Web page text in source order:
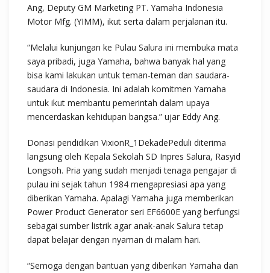
Ang, Deputy GM Marketing PT. Yamaha Indonesia
Motor Mfg. (YIMM), ikut serta dalam perjalanan itu.
“Melalui kunjungan ke Pulau Salura ini membuka mata
saya pribadi, juga Yamaha, bahwa banyak hal yang
bisa kami lakukan untuk teman-teman dan saudara-
saudara di Indonesia. Ini adalah komitmen Yamaha
untuk ikut membantu pemerintah dalam upaya
mencerdaskan kehidupan bangsa.” ujar Eddy Ang.
Donasi pendidikan VixionR_1DekadePeduli diterima
langsung oleh Kepala Sekolah SD Inpres Salura, Rasyid
Longsoh. Pria yang sudah menjadi tenaga pengajar di
pulau ini sejak tahun 1984 mengapresiasi apa yang
diberikan Yamaha. Apalagi Yamaha juga memberikan
Power Product Generator seri EF6600E yang berfungsi
sebagai sumber listrik agar anak-anak Salura tetap
dapat belajar dengan nyaman di malam hari.
“Semoga dengan bantuan yang diberikan Yamaha dan